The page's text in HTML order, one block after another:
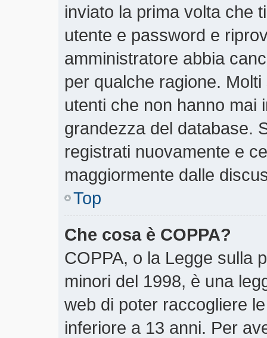
inviato la prima volta che
utente e password e
amministratore abbia
per qualche ragione.
utenti che non hanno mai
grandezza del database.
registrati nuovamente e
maggiormente dalle
Top
Che cosa è COPPA?
COPPA, o la Legge sulla
minori del 1998, è una
web di poter raccogliere
inferiore a 13 anni. Per